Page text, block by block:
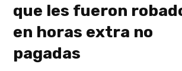
que les fueron
en horas extra no
pagadas